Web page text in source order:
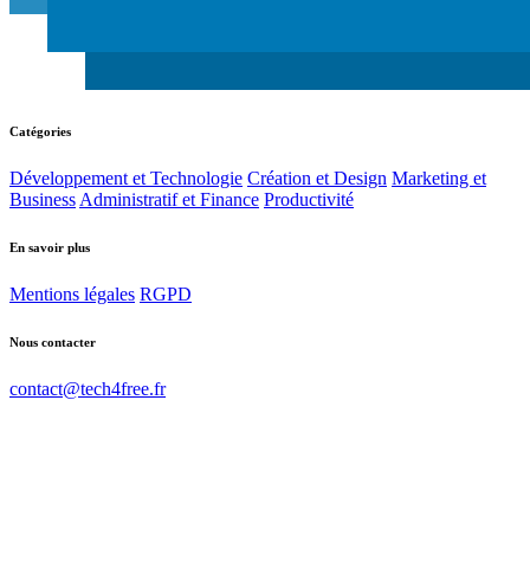
Catégories
Développement et Technologie Création et Design Marketing et
Business Administratif et Finance Productivité
En savoir plus
Mentions légales RGPD
Nous contacter
contact@tech4free.fr